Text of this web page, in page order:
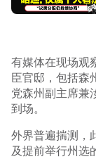
有媒体在现场观
臣官邸，包括森
党森州副主席兼
到场。
外界普遍揣测，
及提前举行州选